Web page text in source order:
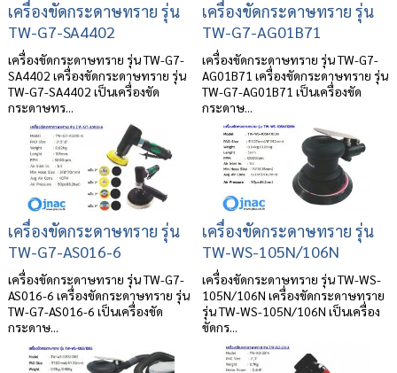
เครื่องขัดกระดาษทราย รุ่น
TW-G7-SA4402
เครื่องขัดกระดาษทราย รุ่น TW-G7-
SA4402 เครื่องขัดกระดาษทราย รุ่น
TW-G7-SA4402 เป็นเครื่องขัด
กระดาษทร...
เครื่องขัดกระดาษทราย รุ่น
TW-G7-AG01B71
เครื่องขัดกระดาษทราย รุ่น TW-G7-
AG01B71 เครื่องขัดกระดาษทราย รุ่น
TW-G7-AG01B71 เป็นเครื่องขัด
กระดาษ...
เครื่องขัดกระดาษทราย รุ่น
TW-G7-AS016-6
เครื่องขัดกระดาษทราย รุ่น TW-G7-
AS016-6 เครื่องขัดกระดาษทราย รุ่น
TW-G7-AS016-6 เป็นเครื่องขัด
กระดาษ...
เครื่องขัดกระดาษทราย รุ่น
TW-WS-105N/106N
เครื่องขัดกระดาษทราย รุ่น TW-WS-
105N/106N เครื่องขัดกระดาษทราย
รุ่น TW-WS-105N/106N เป็นเครื่อง
ขัดกร...